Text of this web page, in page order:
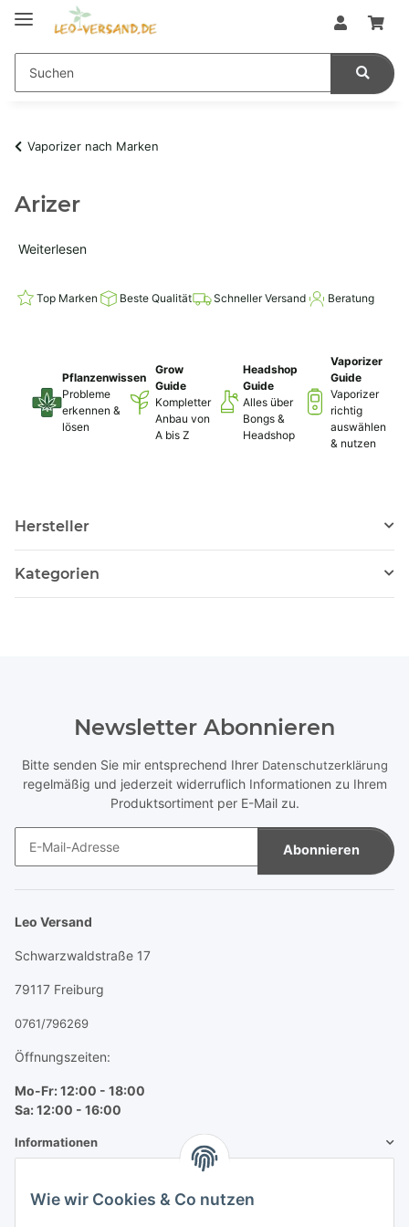
Wie wir Cookies & Co nutzen
Vaporizer nach Marken
Arizer
Weiterlesen
Top Marken Beste Qualität Schneller Versand Beratung
Pflanzenwissen
Probleme
erkennen &
lösen
Grow
Guide
Kompletter
Anbau von
A bis Z
Headshop
Guide
Alles über
Bongs &
Headshop
Vaporizer
Guide
Vaporizer
richtig
auswählen
& nutzen
Hersteller
Kategorien
Newsletter Abonnieren
Bitte senden Sie mir entsprechend Ihrer Datenschutzerklärung
regelmäßig und jederzeit widerruflich Informationen zu Ihrem
Produktsortiment per E-Mail zu.
Abonnieren
Leo Versand
Schwarzwaldstraße 17
79117 Freiburg
0761/796269
Öffnungszeiten:
Mo-Fr: 12:00 - 18:00
Sa: 12:00 - 16:00
Informationen
Mehr über